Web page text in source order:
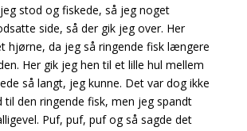
stod og fiskede, så jeg noget
side, så der gik jeg over. Her
hjørne, da jeg så ringende fisk længere
Her gik jeg hen til et lille hul mellem
så langt, jeg kunne. Det var dog ikke
til den ringende fisk, men jeg spandt
Puf, puf, puf og så sagde det